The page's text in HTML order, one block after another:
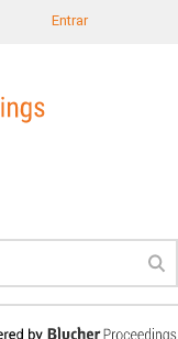
Entrar